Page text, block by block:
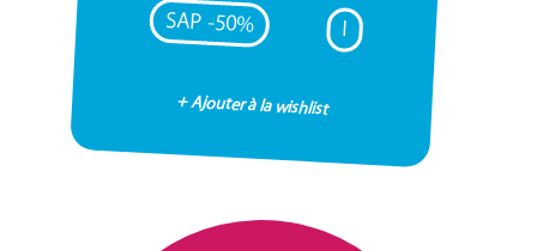
SAP -50% I
+ Ajouter à la wishlist